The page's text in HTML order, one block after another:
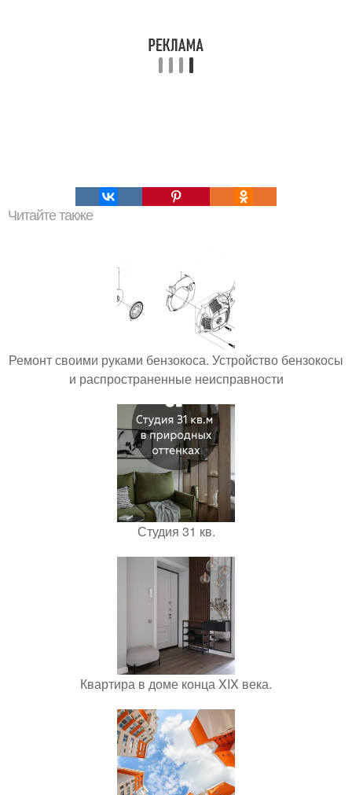
Читайте также
Ремонт своими руками бензокоса. Устройство бензокосы
и распространенные неисправности
Студия 31 кв.
Квартира в доме конца XIX века.